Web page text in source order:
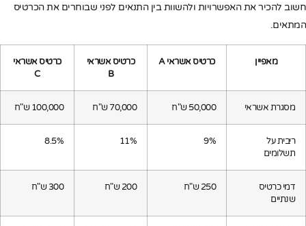
חשוב להכיר את האפשרויות ולהשוות בין התנאים לפני שבוחרים את הכרטיס
המתאים.
מאפיין כרטיס אשראי A
כרטיס אשראי
B
כרטיס אשראי
C
מסגרת אשראי 50,000 ש"ח 70,000 ש"ח 100,000 ש"ח
ריבית על
תשלומים
9%
11%
8.5%
דמי כרטיס
שנתיים
250 ש"ח 200 ש"ח 300 ש"ח